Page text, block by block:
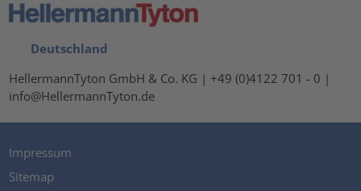
Deutschland
HellermannTyton GmbH & Co. KG | +49 (0)4122 701 - 0 |
info@HellermannTyton.de
Impressum
Sitemap